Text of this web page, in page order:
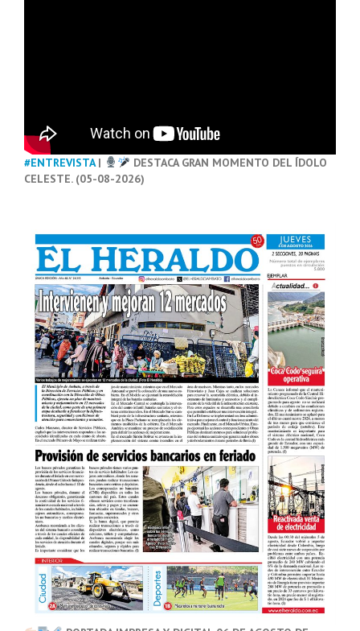
#ENTREVISTA|
DESTACA GRAN MOMENTO DEL ÍDOLO
CELESTE. (05-08-2026)